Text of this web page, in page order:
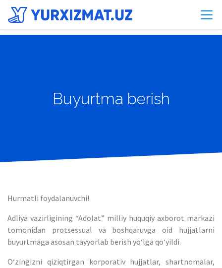
Buyurtma berish
Hurmatli foydalanuvchi!
Adliya vazirligining “Adolat” milliy huquqiy axborot markazi
tomonidan protsessual va boshqaruvga oid hujjatlarni
buyurtmaga asosan tayyorlab berish yo‘lga qo‘yildi.
O‘zingizni qiziqtirgan korporativ hujjatlar, shartnomalar,